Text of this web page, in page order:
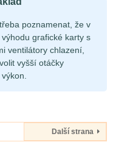
poznamenat, že v
grafické karty s
ventilátory chlazení,
vyšší otáčky
Další strana